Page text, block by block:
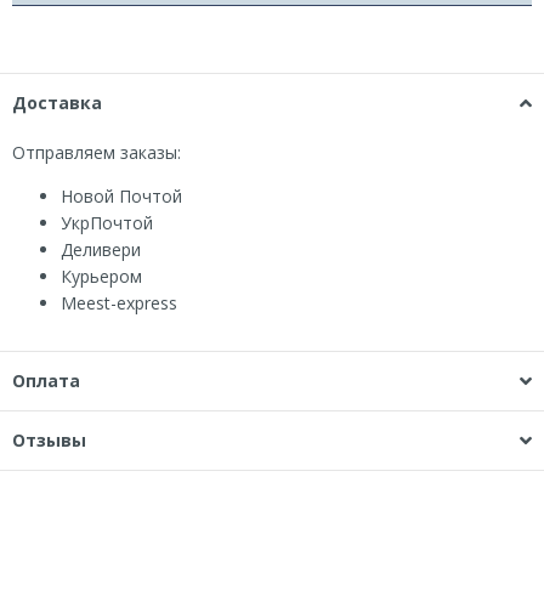
Доставка
Отправляем заказы:
Новой Почтой
УкрПочтой
Деливери
Курьером
Мeest-express
Оплата
Отзывы